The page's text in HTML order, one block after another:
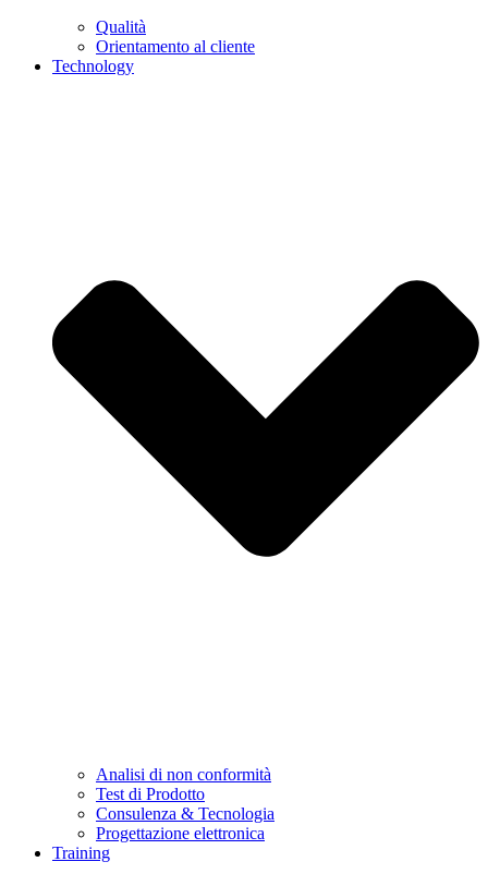
Qualità
Orientamento al cliente
Technology
Analisi di non conformità
Test di Prodotto
Consulenza & Tecnologia
Progettazione elettronica
Training